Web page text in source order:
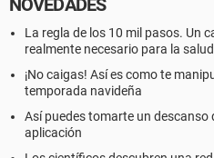
NOVEDADES
La regla de los 10 mil pasos. Un
realmente necesario para la salud
¡No caigas! Así es como te
temporada navideña
Así puedes tomarte un descanso
aplicación